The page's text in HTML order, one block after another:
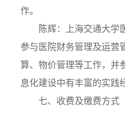
作。
陈辉：上海交通大学
参与医院财务管理及运营
算、物价管理等工作，并
息化建设中有丰富的实践
七、收费及缴费方式